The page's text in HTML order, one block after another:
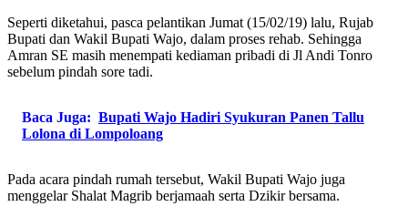
Seperti diketahui, pasca pelantikan Jumat (15/02/19) lalu, Rujab
Bupati dan Wakil Bupati Wajo, dalam proses rehab. Sehingga
Amran SE masih menempati kediaman pribadi di Jl Andi Tonro
sebelum pindah sore tadi.
Baca Juga: Bupati Wajo Hadiri Syukuran Panen Tallu
Lolona di Lompoloang
Pada acara pindah rumah tersebut, Wakil Bupati Wajo juga
menggelar Shalat Magrib berjamaah serta Dzikir bersama.